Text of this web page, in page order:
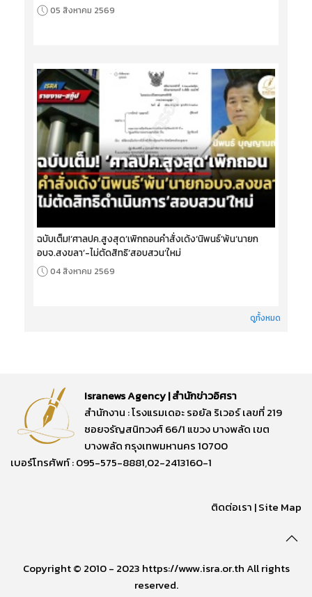
05 สิงหาคม 2569
ฉบับเต็ม!‘ศาลปค.สูงสุด’เพิกถอนคำสั่งเด้ง‘นิพนธ์’พ้น‘นายก
อบจ.สงขลา’-ไม่ตัดสิทธิ‘สอบสวน’ใหม่
04 สิงหาคม 2569
ดูทั้งหมด
Isranews Agency | สำนักข่าวอิศรา
สำนักงาน : โรงแรมเดอะ รอยัล ริเวอร์ เลขที่ 219
ซอยจรัญสนิทวงศ์ 66/1 แขวง บางพลัด เขต
บางพลัด กรุงเทพมหานคร 10700
เบอร์โทรศัพท์ : 095-575-8881,02-2413160-1
ติดต่อเรา |Site Map
Copyright © 2010 - 2023 https://www.isra.or.th All rights
reserved.